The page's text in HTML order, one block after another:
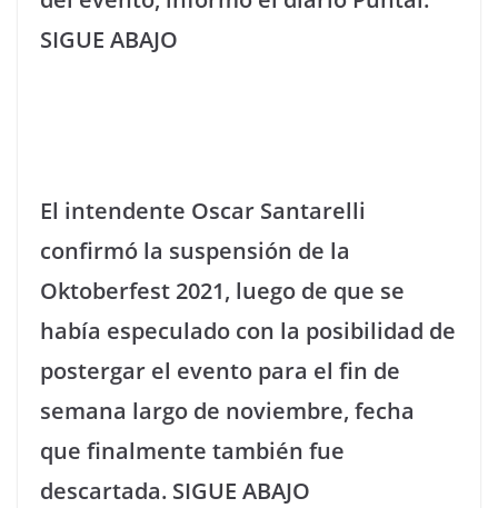
SIGUE ABAJO
El intendente Oscar Santarelli
confirmó la suspensión de la
Oktoberfest 2021, luego de que se
había especulado con la posibilidad de
postergar el evento para el fin de
semana largo de noviembre, fecha
que finalmente también fue
descartada. SIGUE ABAJO